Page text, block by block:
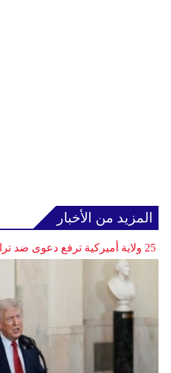
المزيد من الأخبار
25 ولاية أميركية ترفع دعوى ضد ترامب بسبب الرسوم الجمركية